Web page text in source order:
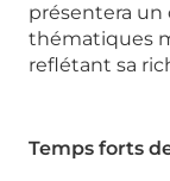
présentera
thématiques
reflétant sa
Temps forts